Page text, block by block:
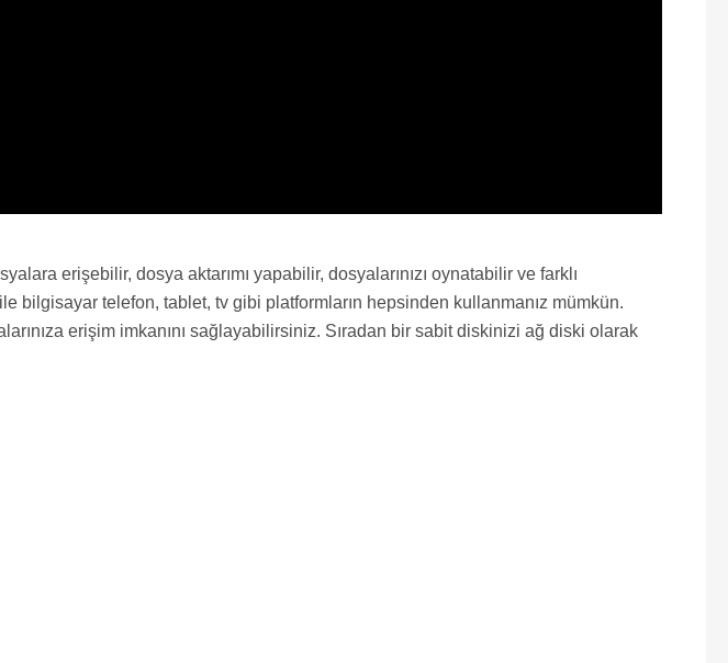
erişebilir, dosya aktarımı yapabilir, dosyalarınızı oynatabilir ve farklı
bilgisayar telefon, tablet, tv gibi platformların hepsinden kullanmanız mümkün.
erişim imkanını sağlayabilirsiniz. Sıradan bir sabit diskinizi ağ diski olarak